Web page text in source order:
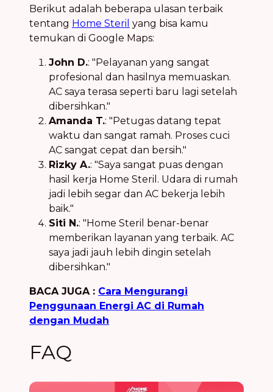
Berikut adalah beberapa ulasan terbaik
tentang Home Steril yang bisa kamu
temukan di Google Maps:
John D.: "Pelayanan yang sangat
profesional dan hasilnya memuaskan.
AC saya terasa seperti baru lagi setelah
dibersihkan."
Amanda T.: "Petugas datang tepat
waktu dan sangat ramah. Proses cuci
AC sangat cepat dan bersih."
Rizky A.: "Saya sangat puas dengan
hasil kerja Home Steril. Udara di rumah
jadi lebih segar dan AC bekerja lebih
baik."
Siti N.: "Home Steril benar-benar
memberikan layanan yang terbaik. AC
saya jadi jauh lebih dingin setelah
dibersihkan."
BACA JUGA : Cara Mengurangi
Penggunaan Energi AC di Rumah
dengan Mudah
FAQ